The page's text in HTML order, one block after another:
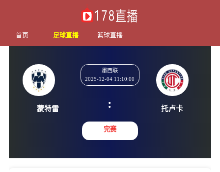
首页 足球直播 篮球直播
墨西联
2025-12-04 11:10:00
:
完赛